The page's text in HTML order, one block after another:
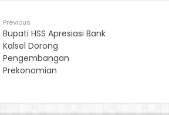
Previous
Bupati HSS Apresiasi Bank
Kalsel Dorong
Pengembangan
Prekonomian